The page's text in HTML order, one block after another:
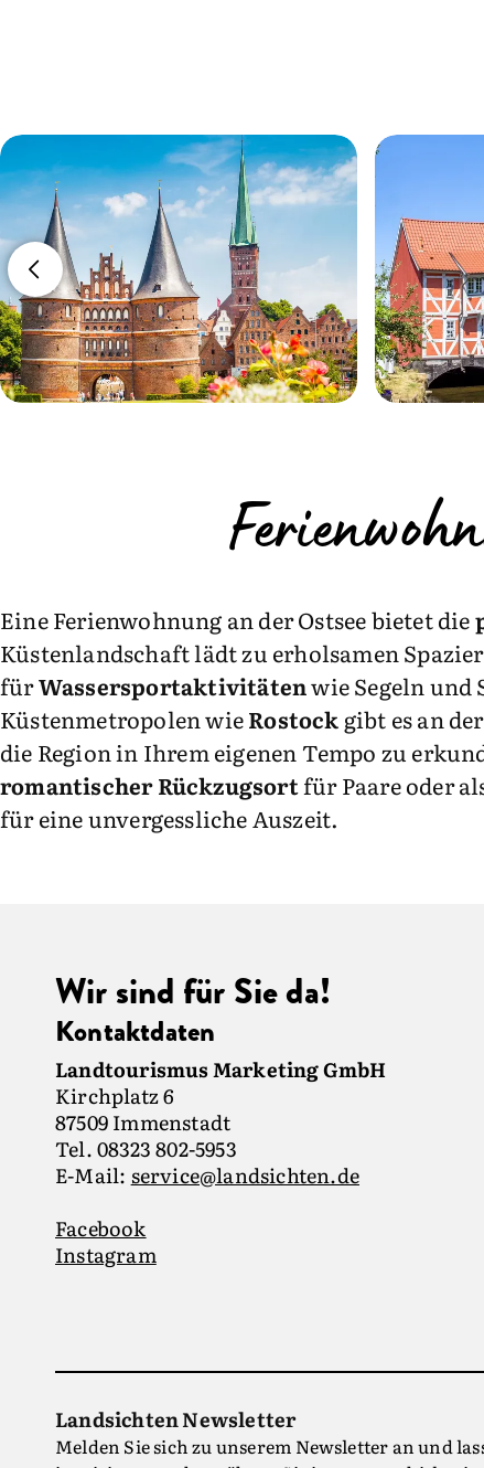
Eine Ferienwohnung an der Ostsee bietet die
Küstenlandschaft lädt zu erholsamen
fürWassersportaktivitätenwie Segeln und
Küstenmetropolen wieRostock gibt es an
die Region in Ihrem eigenen Tempo zu
romantischer Rückzugsortfür Paare oder
für eine unvergessliche Auszeit.
Wir sind für Sie da!
Kontaktdaten
Landtourismus Marketing GmbH
Kirchplatz 6
87509 Immenstadt
Tel. 08323 802-5953
E-Mail: service@landsichten.de
Facebook
Instagram
Landsichten Newsletter
Melden Sie sich zu unserem Newsletter an und